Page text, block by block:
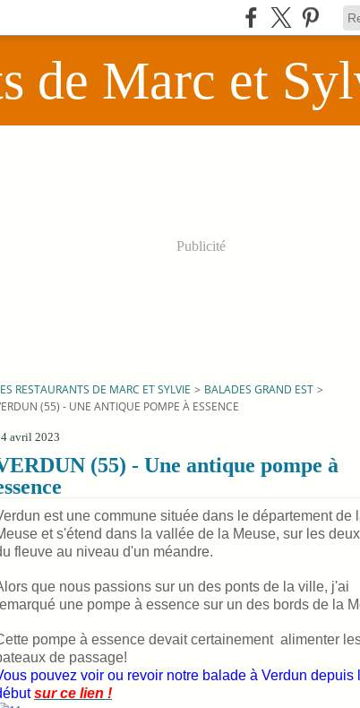
de Marc et
Publicité
RESTAURANTS DE MARC ET SYLVIE > BALADES GRAND EST >
(55) - UNE ANTIQUE POMPE À ESSENCE
avril 2023
(55) - Une antique pompe à
est une commune située dans le département de
et s'étend dans la vallée de la Meuse, sur les
fleuve au niveau d'un méandre.
que nous passions sur un des ponts de la ville, j'ai
une pompe à essence sur un des bords de la
pompe à essence devait certainement alimenter
de passage!
pouvez voir ou revoir notre balade à Verdun depuis
sur ce lien !